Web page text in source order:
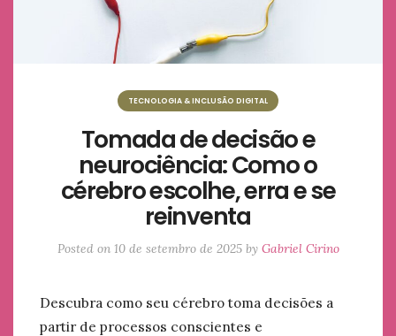
TECNOLOGIA & INCLUSÃO DIGITAL
Tomada de decisão e
neurociência: Como o
cérebro escolhe, erra e se
reinventa
Posted on 10 de setembro de 2025 by Gabriel Cirino
Descubra como seu cérebro toma decisões a
partir de processos conscientes e